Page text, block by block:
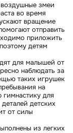
змеи
во время
вращение
отправить
приложить
детям
для малышей от
наблюдать за
таких игрушек
на
для
детских
от силы
из легких